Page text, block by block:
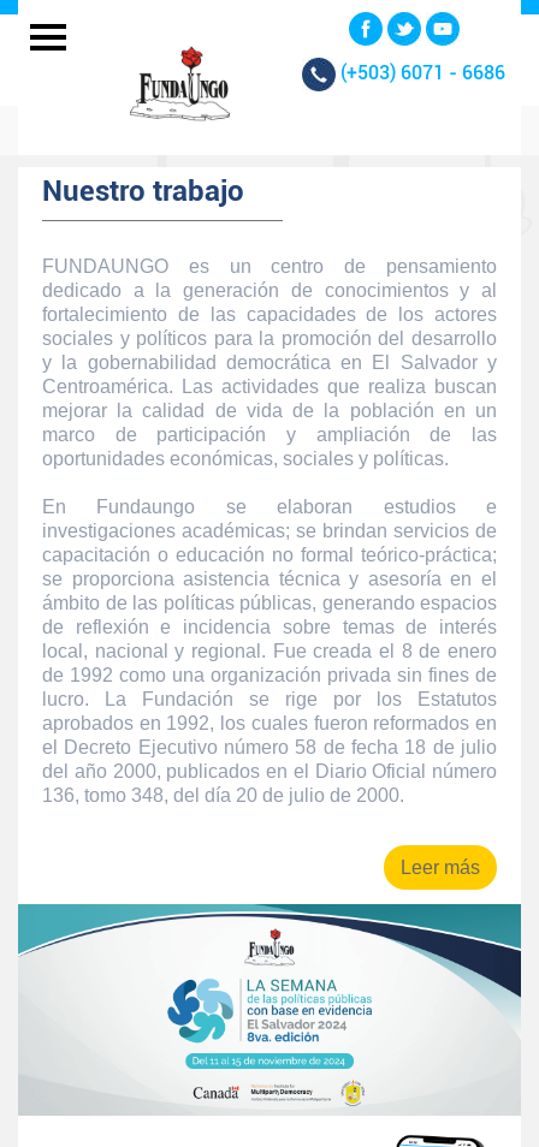
(+503) 6071 - 6686
Nuestro trabajo
FUNDAUNGO es un centro de pensamiento
dedicado a la generación de conocimientos y al
fortalecimiento de las capacidades de los actores
sociales y políticos para la promoción del desarrollo
y la gobernabilidad democrática en El Salvador y
Centroamérica. Las actividades que realiza buscan
mejorar la calidad de vida de la población en un
marco de participación y ampliación de las
oportunidades económicas, sociales y políticas.
En Fundaungo se elaboran estudios e
investigaciones académicas; se brindan servicios de
capacitación o educación no formal teórico-práctica;
se proporciona asistencia técnica y asesoría en el
ámbito de las políticas públicas, generando espacios
de reflexión e incidencia sobre temas de interés
local, nacional y regional. Fue creada el 8 de enero
de 1992 como una organización privada sin fines de
lucro. La Fundación se rige por los Estatutos
aprobados en 1992, los cuales fueron reformados en
el Decreto Ejecutivo número 58 de fecha 18 de julio
del año 2000, publicados en el Diario Oficial número
136, tomo 348, del día 20 de julio de 2000.
Leer más